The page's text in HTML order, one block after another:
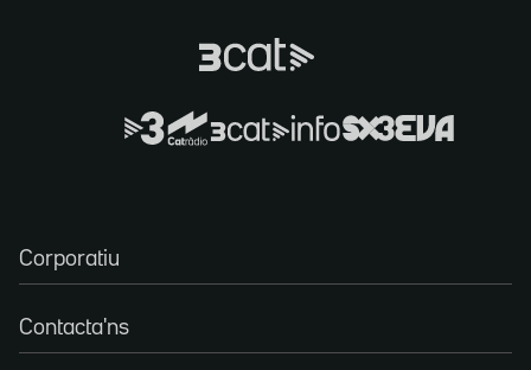
Corporatiu
Contacta'ns